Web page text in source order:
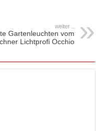
weiter ..
Gartenleuchten vom
Lichtprofi Occhio